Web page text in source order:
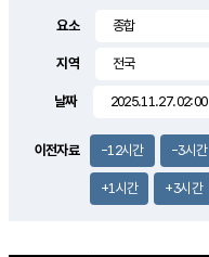
2.1m/s
요소
지역
날짜
이전자료 -12시간 -3시간
+1시간 +3시간